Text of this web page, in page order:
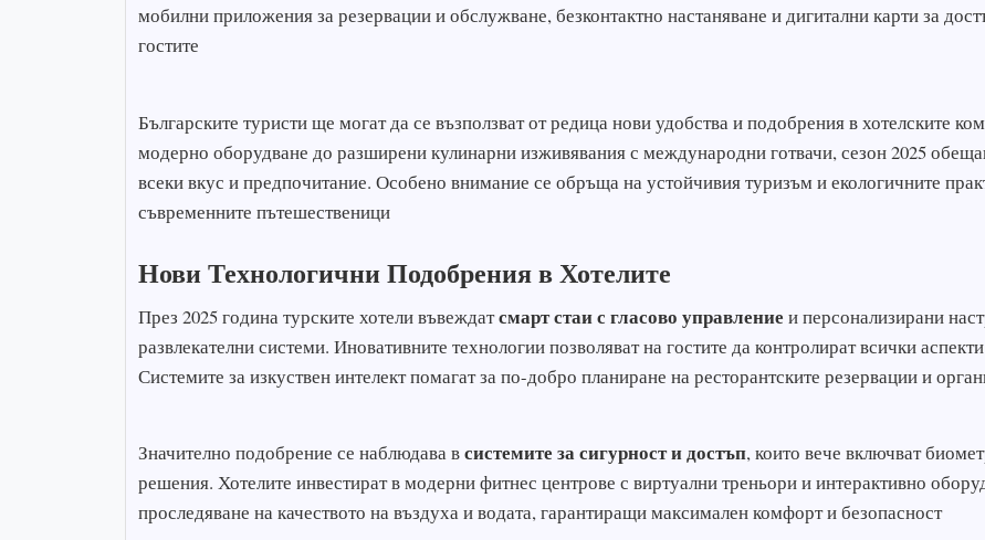
мобилни приложения за резервации и обслужване, безконтактно настаняване и дигитални карти за
гостите
Българските туристи ще могат да се възползват от редица нови удобства и подобрения в хотелските
модерно оборудване до разширени кулинарни изживявания с международни готвачи, сезон 2025
всеки вкус и предпочитание. Особено внимание се обръща на устойчивия туризъм и екологичните
съвременните пътешественици
Нови Технологични Подобрения в Хотелите
През 2025 година турските хотели въвеждатсмарт стаи с гласово управление и персонализирани
развлекателни системи. Иновативните технологии позволяват на гостите да контролират всички
Системите за изкуствен интелект помагат за по-добро планиране на ресторантските резервации и
Значително подобрение се наблюдава всистемите за сигурност и достъп, които вече включват
решения. Хотелите инвестират в модерни фитнес центрове с виртуални треньори и интерактивно
проследяване на качеството на въздуха и водата, гарантиращи максимален комфорт и безопасност